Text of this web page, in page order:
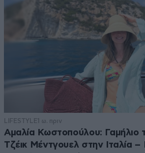
LIFESTYLE1 ω. πριν
Αμαλία Κωστοπούλου: Γαμήλιο
Τζέικ Μέντγουελ στην Ιταλία